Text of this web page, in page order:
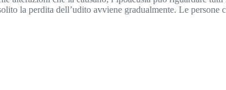
la perdita dell’udito avviene gradualmente. Le